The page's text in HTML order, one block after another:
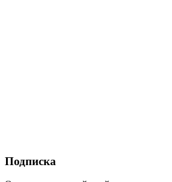
Подписка